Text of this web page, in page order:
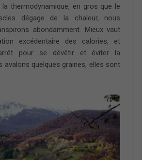
thermodynamique, en gros que le
dégage de la chaleur, nous
abondamment. Mieux vaut
excédentaire des calories, et
pour se dévêtir et éviter la
avalons quelques graines, elles sont